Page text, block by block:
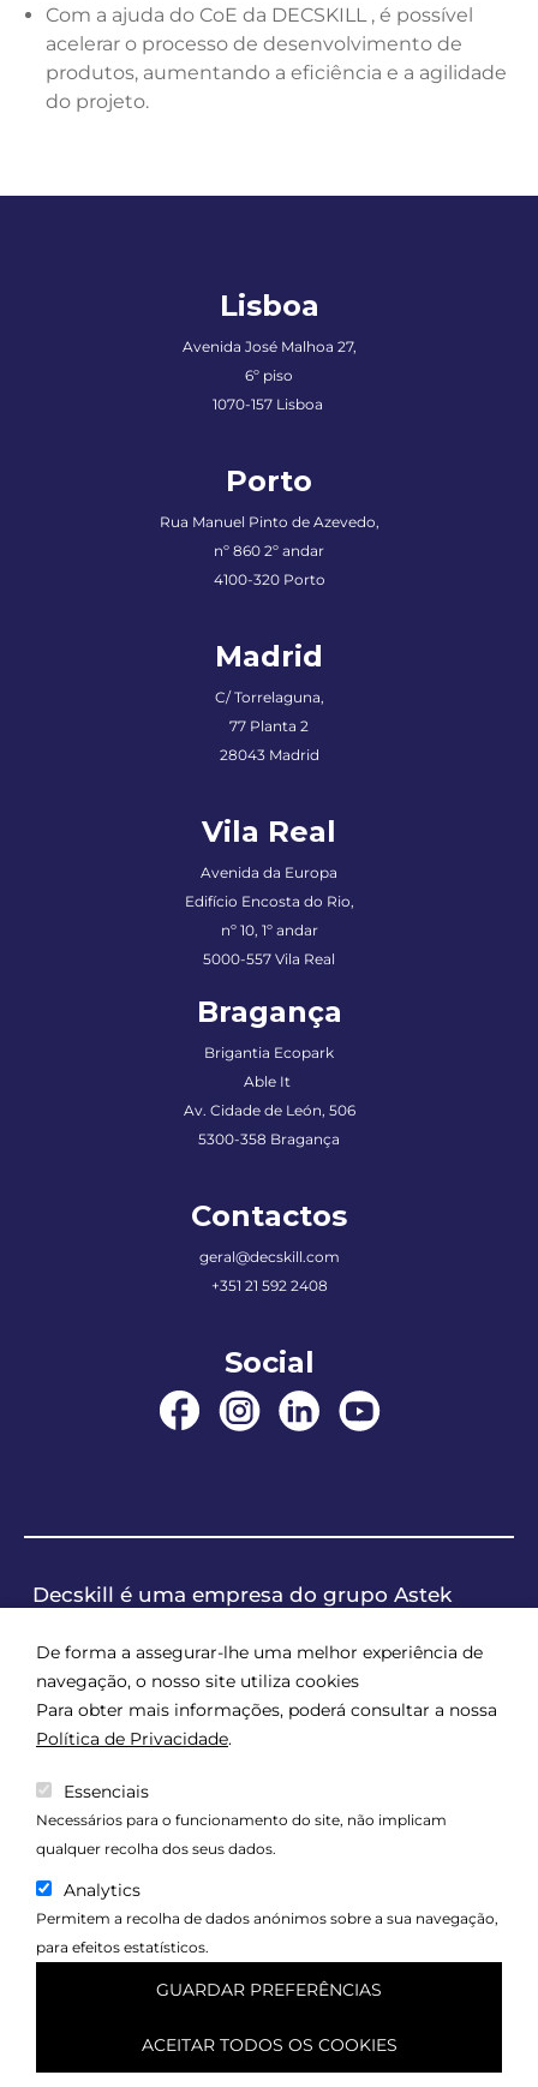
Com a ajuda do CoE da DECSKILL , é possível
acelerar o processo de desenvolvimento de
produtos, aumentando a eficiência e a agilidade
do projeto.
Lisboa
Avenida José Malhoa 27,
6º piso
1070-157 Lisboa
Porto
Rua Manuel Pinto de Azevedo,
nº 860 2º andar
4100-320 Porto
Madrid
C/ Torrelaguna,
77 Planta 2
28043 Madrid
Vila Real
Avenida da Europa
Edifício Encosta do Rio,
nº 10, 1º andar
5000-557 Vila Real
Bragança
Brigantia Ecopark
Able It
Av. Cidade de León, 506
5300-358 Bragança
Contactos
geral@decskill.com
+351 21 592 2408
Social
Decskill é uma empresa do grupo Astek
Política de Qualidade
Política de Segurança da Informação
Política de Privacidade
De forma a assegurar-lhe uma melhor experiência de
navegação, o nosso site utiliza cookies
Para obter mais informações, poderá consultar a nossa
Política de Privacidade.
Essenciais
Necessários para o funcionamento do site, não implicam
qualquer recolha dos seus dados.
Analytics
Permitem a recolha de dados anónimos sobre a sua navegação,
para efeitos estatísticos.
GUARDAR PREFERÊNCIAS
ACEITAR TODOS OS COOKIES